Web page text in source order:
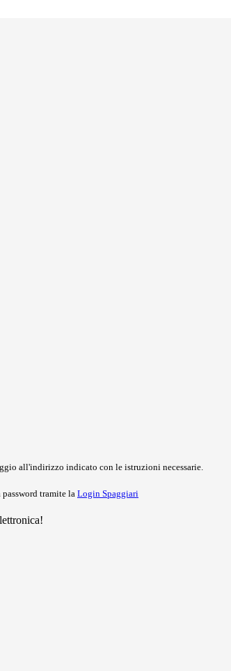
all'indirizzo indicato con le istruzioni necessarie.
tramite la Login Spaggiari